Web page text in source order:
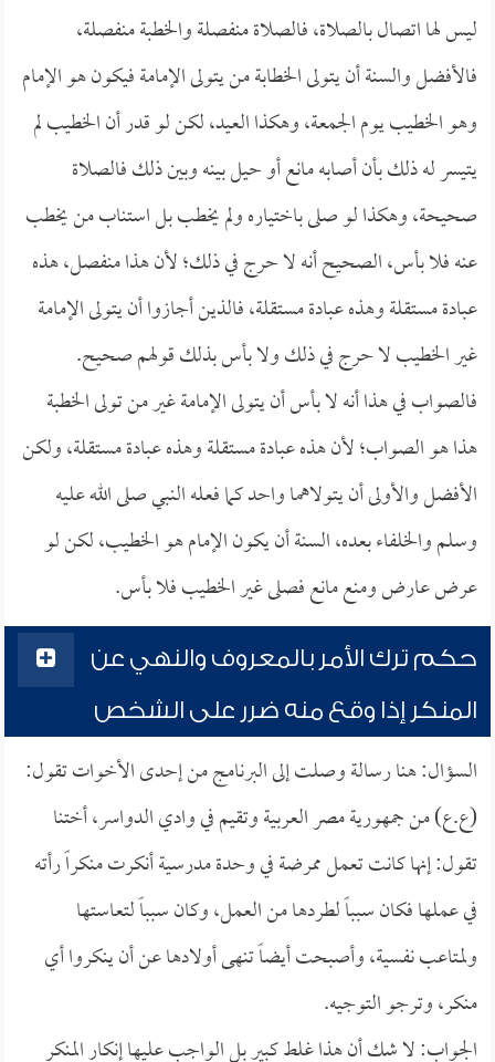
ليس لها اتصال بالصلاة، فالصلاة منفصلة والخطبة منفصلة،
فالأفضل والسنة أن يتولى الخطابة من يتولى الإمامة فيكون هو الإمام
وهو الخطيب يوم الجمعة، وهكذا العيد، لكن لو قدر أن الخطيب لم
يتيسر له ذلك بأن أصابه مانع أو حيل بينه وبين ذلك فالصلاة
صحيحة، وهكذا لو صلى باختياره ولم يخطب بل استناب من يخطب
عنه فلا بأس، الصحيح أنه لا حرج في ذلك؛ لأن هذا منفصل، هذه
عبادة مستقلة وهذه عبادة مستقلة، فالذين أجازوا أن يتولى الإمامة
غير الخطيب لا حرج في ذلك ولا بأس بذلك قولهم صحيح.
فالصواب في هذا أنه لا بأس أن يتولى الإمامة غير من تولى الخطبة
هذا هو الصواب؛ لأن هذه عبادة مستقلة وهذه عبادة مستقلة، ولكن
الأفضل والأولى أن يتولاهما واحد كما فعله النبي صلى الله عليه
وسلم والخلفاء بعده، السنة أن يكون الإمام هو الخطيب، لكن لو
عرض عارض ومنع مانع فصلى غير الخطيب فلا بأس.
حكم ترك الأمر بالمعروف والنهي عن
المنكر إذا وقع منه ضرر على الشخص
السؤال: هنا رسالة وصلت إلى البرنامج من إحدى الأخوات تقول:
(ع.ع) من جمهورية مصر العربية وتقيم في وادي الدواسر، أختنا
تقول: إنها كانت تعمل ممرضة في وحدة مدرسية أنكرت منكراً رأته
في عملها فكان سبباً لطردها من العمل، وكان سبباً لتعاستها
ولمتاعب نفسية، وأصبحت أيضاً تنهى أولادها عن أن ينكروا أي
منكر، وترجو التوجيه.
الجواب: لا شك أن هذا غلط كبير بل الواجب عليها إنكار المنكر